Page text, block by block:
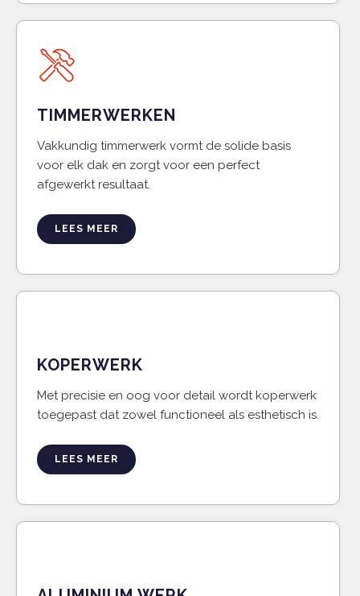
TIMMERWERKEN
Vakkundig timmerwerk vormt de solide basis
voor elk dak en zorgt voor een perfect
afgewerkt resultaat.
LEES MEER
KOPERWERK
Met precisie en oog voor detail wordt koperwerk
toegepast dat zowel functioneel als esthetisch is.
LEES MEER